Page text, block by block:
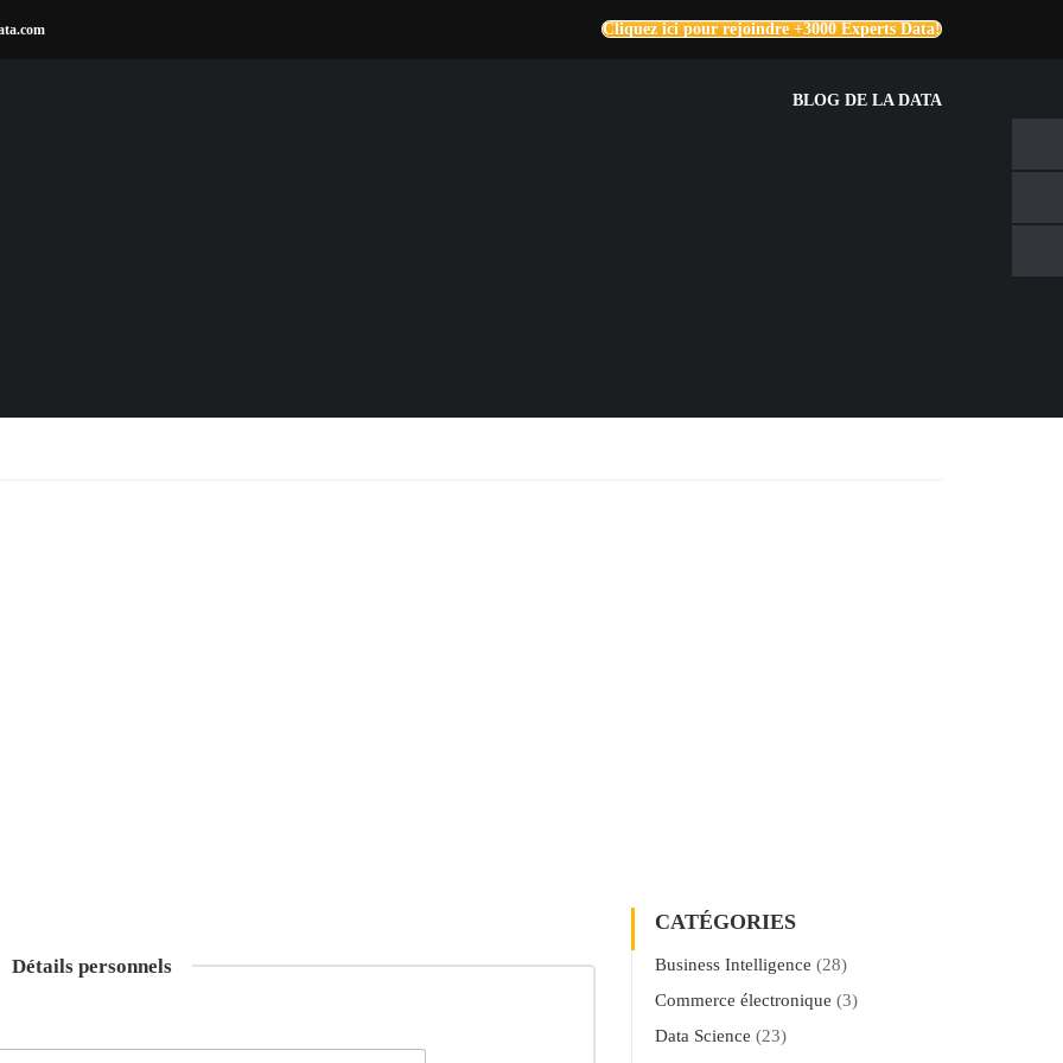
Cliquez ici pour rejoindre +3000 Experts Data!
BLOG DE LA DATA
Détails personnels
CATÉGORIES
Business Intelligence (28)
Commerce électronique (3)
Data Science (23)